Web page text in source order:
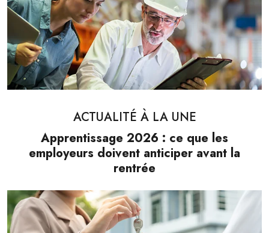
ACTUALITÉ À LA UNE
Apprentissage 2026 : ce que les
employeurs doivent anticiper avant la
rentrée